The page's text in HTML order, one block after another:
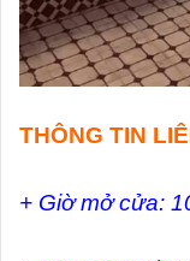
THÔNG TIN
+ Giờ mở cửa: